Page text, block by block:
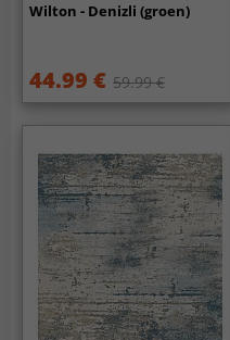
Wilton - Denizli (groen)
44.99 € 59.99 €